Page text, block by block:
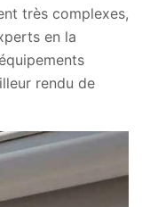
très complexes,
en la
rendu de